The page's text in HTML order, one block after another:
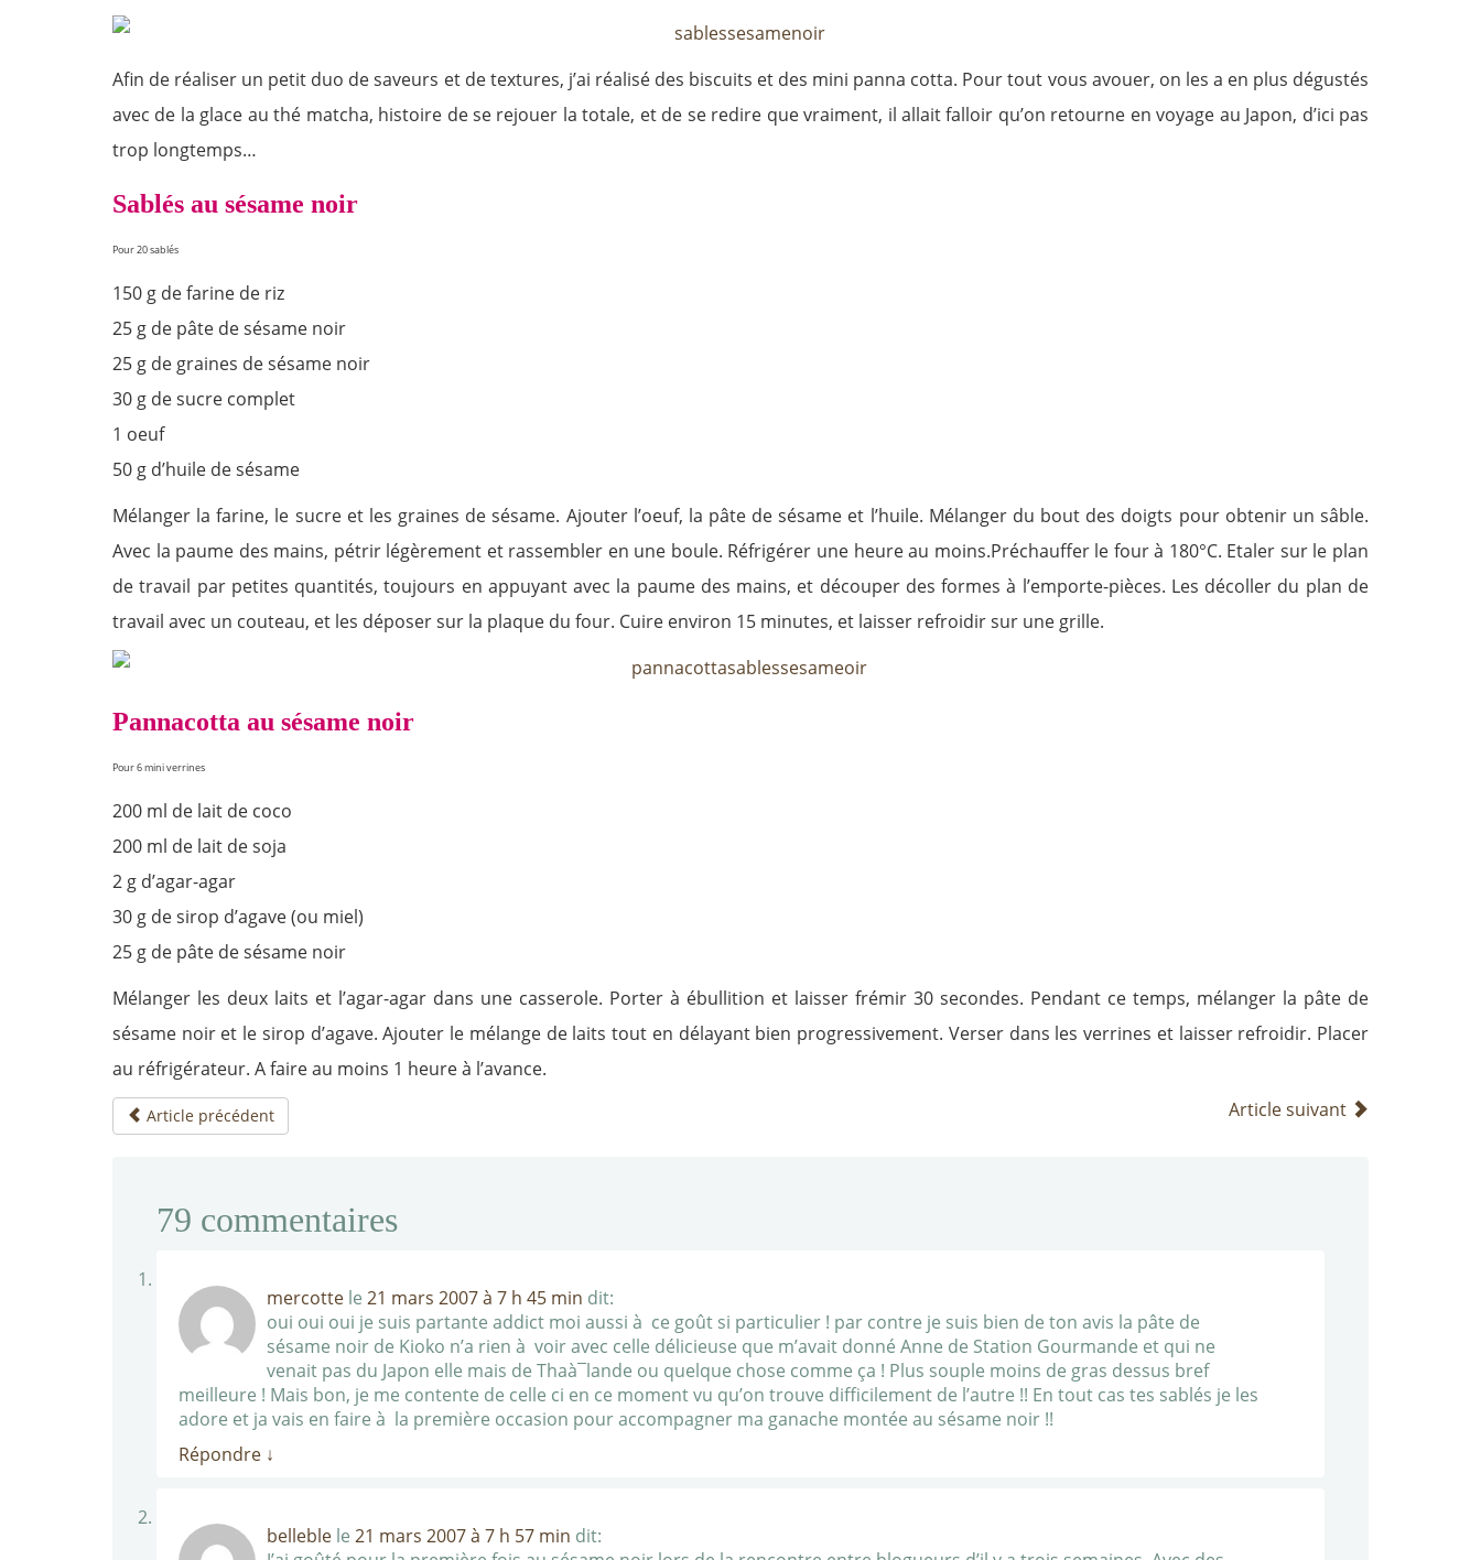
Afin de réaliser un petit duo de saveurs et de textures, j’ai réalisé des biscuits et des mini panna cotta. Pour tout vous avouer, on les a en plus dégustés
avec de la glace au thé matcha, histoire de se rejouer la totale, et de se redire que vraiment, il allait falloir qu’on retourne en voyage au Japon, d’ici pas
trop longtemps…
Sablés au sésame noir
Pour 20 sablés
150 g de farine de riz
25 g de pâte de sésame noir
25 g de graines de sésame noir
30 g de sucre complet
1 oeuf
50 g d’huile de sésame
Mélanger la farine, le sucre et les graines de sésame. Ajouter l’oeuf, la pâte de sésame et l’huile. Mélanger du bout des doigts pour obtenir un sâble.
Avec la paume des mains, pétrir légèrement et rassembler en une boule. Réfrigérer une heure au moins.Préchauffer le four à 180°C. Etaler sur le plan
de travail par petites quantités, toujours en appuyant avec la paume des mains, et découper des formes à l’emporte-pièces. Les décoller du plan de
travail avec un couteau, et les déposer sur la plaque du four. Cuire environ 15 minutes, et laisser refroidir sur une grille.
Pannacotta au sésame noir
Pour 6 mini verrines
200 ml de lait de coco
200 ml de lait de soja
2 g d’agar-agar
30 g de sirop d’agave (ou miel)
25 g de pâte de sésame noir
Mélanger les deux laits et l’agar-agar dans une casserole. Porter à ébullition et laisser frémir 30 secondes. Pendant ce temps, mélanger la pâte de
sésame noir et le sirop d’agave. Ajouter le mélange de laits tout en délayant bien progressivement. Verser dans les verrines et laisser refroidir. Placer
au réfrigérateur. A faire au moins 1 heure à l’avance.
Article précédent Article suivant
79 commentaires
mercotte le 21 mars 2007 à 7 h 45 min dit:
oui oui oui je suis partante addict moi aussi à ce goût si particulier ! par contre je suis bien de ton avis la pâte de
sésame noir de Kioko n’a rien à voir avec celle délicieuse que m’avait donné Anne de Station Gourmande et qui ne
venait pas du Japon elle mais de Thaà¯lande ou quelque chose comme ça ! Plus souple moins de gras dessus bref
meilleure ! Mais bon, je me contente de celle ci en ce moment vu qu’on trouve difficilement de l’autre !! En tout cas tes sablés je les
adore et ja vais en faire à la première occasion pour accompagner ma ganache montée au sésame noir !!
Répondre ↓
belleble le 21 mars 2007 à 7 h 57 min dit: